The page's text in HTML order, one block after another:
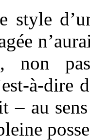
style
pas
à-dire
– au